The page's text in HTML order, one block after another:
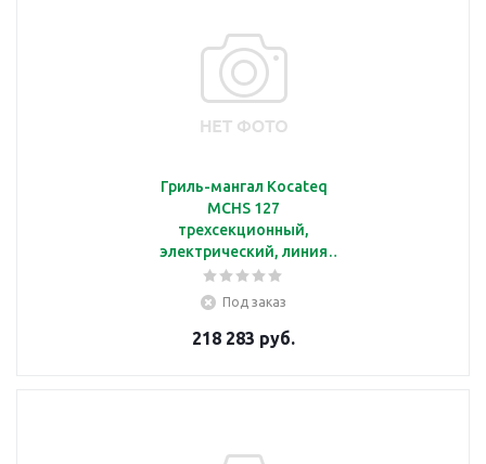
Гриль-мангал Kocateq
MCHS 127
трехсекционный,
электрический, линия
700
Под заказ
218 283 руб.